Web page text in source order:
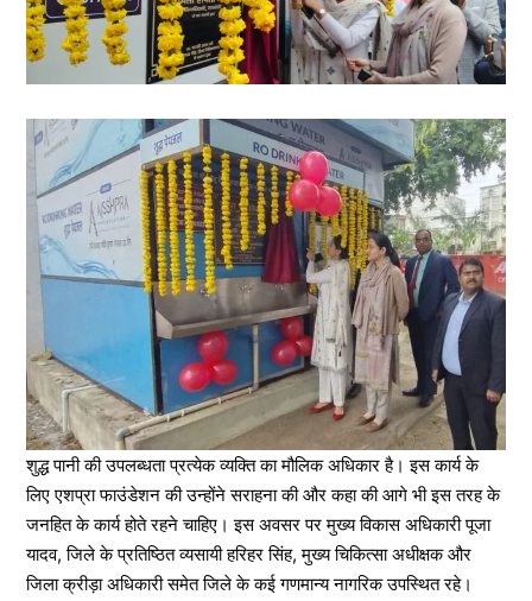
शुद्ध पानी की उपलब्धता प्रत्येक व्यक्ति का मौलिक अधिकार है। इस कार्य के
लिए एशप्रा फाउंडेशन की उन्होंने सराहना की और कहा की आगे भी इस तरह के
जनहित के कार्य होते रहने चाहिए। इस अवसर पर मुख्य विकास अधिकारी पूजा
यादव, जिले के प्रतिष्ठित व्यसायी हरिहर सिंह, मुख्य चिकित्सा अधीक्षक और
जिला क्रीड़ा अधिकारी समेत जिले के कई गणमान्य नागरिक उपस्थित रहे।